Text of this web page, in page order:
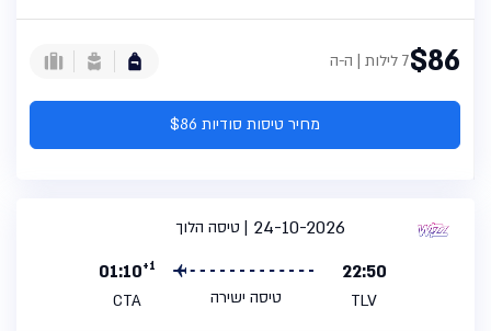
$867 לילות | ה-ה
מחיר טיסות סודיות $86
טיסה הלוך
24-10-2026
22:50
TLV טיסה ישירה
01:10+1
CTA